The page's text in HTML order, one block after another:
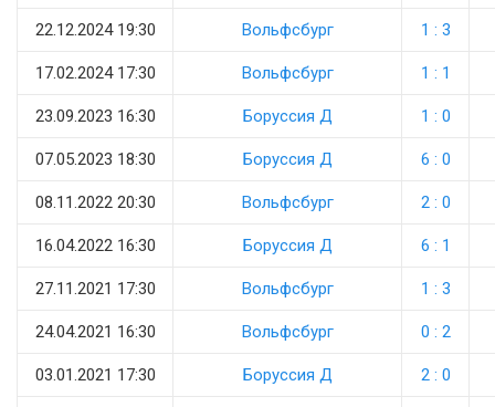
22.12.2024 19:30 Вольфсбург 1 : 3
17.02.2024 17:30 Вольфсбург 1 : 1
23.09.2023 16:30 Боруссия Д 1 : 0
07.05.2023 18:30 Боруссия Д 6 : 0
08.11.2022 20:30 Вольфсбург 2 : 0
16.04.2022 16:30 Боруссия Д 6 : 1
27.11.2021 17:30 Вольфсбург 1 : 3
24.04.2021 16:30 Вольфсбург 0 : 2
03.01.2021 17:30 Боруссия Д 2 : 0